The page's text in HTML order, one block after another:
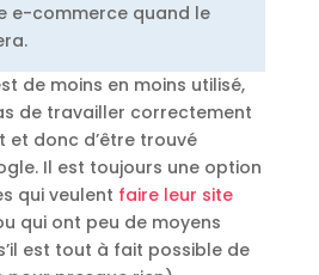
e-commerce quand le
de moins en moins utilisé,
de travailler correctement
et donc d’être trouvé
Il est toujours une option
qui veulent faire leur site
qui ont peu de moyens
est tout à fait possible de